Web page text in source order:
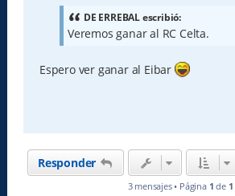
DE ERREBAL escribió:
Veremos ganar al RC Celta.
Espero ver ganar al Eibar
Responder
3 mensajes • Página 1 de 1